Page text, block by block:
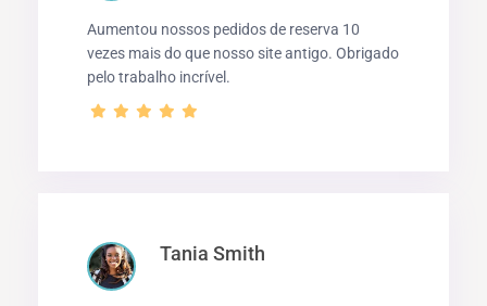
Aumentou nossos pedidos de reserva 10
vezes mais do que nosso site antigo. Obrigado
pelo trabalho incrível.
Tania Smith